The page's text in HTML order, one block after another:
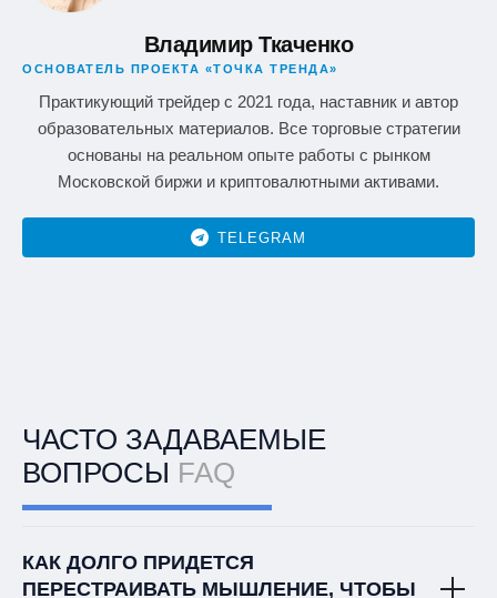
Владимир Ткаченко
ОСНОВАТЕЛЬ ПРОЕКТА «ТОЧКА ТРЕНДА»
Практикующий трейдер с 2021 года, наставник и автор
образовательных материалов. Все торговые стратегии
основаны на реальном опыте работы с рынком
Московской биржи и криптовалютными активами.
TELEGRAM
ЧАСТО ЗАДАВАЕМЫЕ
ВОПРОСЫ FAQ
КАК ДОЛГО ПРИДЕТСЯ
ПЕРЕСТРАИВАТЬ МЫШЛЕНИЕ, ЧТОБЫ